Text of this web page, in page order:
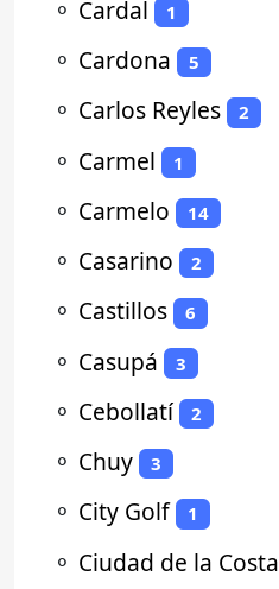
⚬ Cardal 1
⚬ Cardona 5
⚬ Carlos Reyles 2
⚬ Carmel 1
⚬ Carmelo 14
⚬ Casarino 2
⚬ Castillos 6
⚬ Casupá 3
⚬ Cebollatí 2
⚬ Chuy 3
⚬ City Golf 1
⚬ Ciudad de la Costa